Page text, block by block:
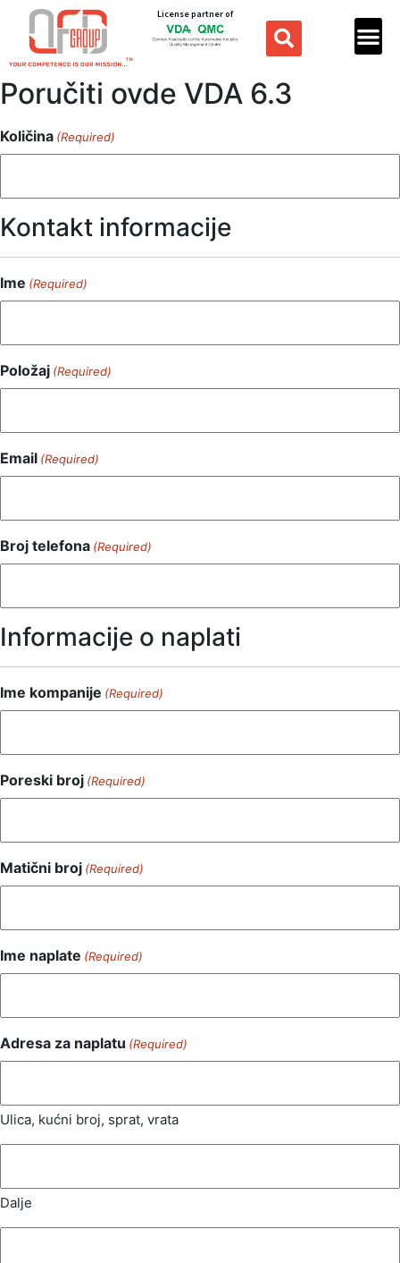
License partner of
Poručiti ovde VDA 6.3
Količina (Required)
Kontakt informacije
Ime (Required)
Položaj (Required)
Email (Required)
Broj telefona (Required)
Informacije o naplati
Ime kompanije (Required)
Poreski broj (Required)
Matični broj (Required)
Ime naplate (Required)
Adresa za naplatu (Required)
Ulica, kućni broj, sprat, vrata
Dalje